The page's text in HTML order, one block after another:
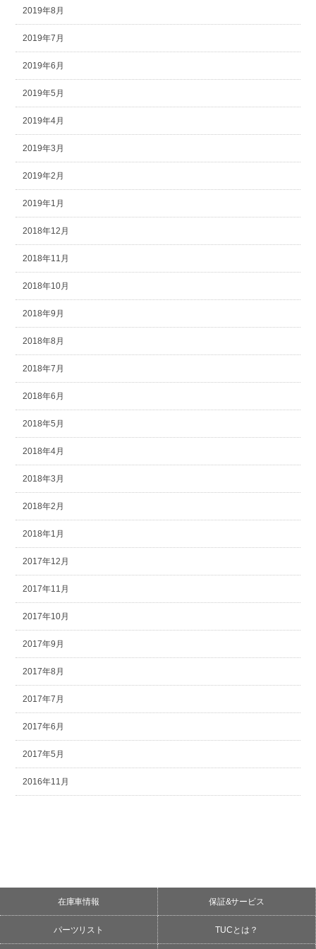
2019年8月
2019年7月
2019年6月
2019年5月
2019年4月
2019年3月
2019年2月
2019年1月
2018年12月
2018年11月
2018年10月
2018年9月
2018年8月
2018年7月
2018年6月
2018年5月
2018年4月
2018年3月
2018年2月
2018年1月
2017年12月
2017年11月
2017年10月
2017年9月
2017年8月
2017年7月
2017年6月
2017年5月
2016年11月
在庫車情報 保証&サービス
パーツリスト TUCとは？